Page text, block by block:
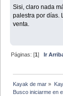
Sisi, claro nada
palestra por días.
venta.
Páginas: [1]
Ir
Kayak de mar »
Busco iniciarme en